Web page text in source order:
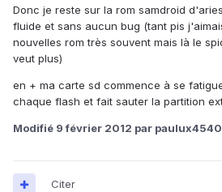
Donc je reste sur la rom samdroid
fluide et sans aucun bug (tant pis
nouvelles rom très souvent mais là le
veut plus)
en + ma carte sd commence à se
chaque flash et fait sauter la partition
Modifié 9 février 2012 par
Citer